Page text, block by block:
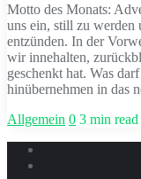
Motto des Monats:
uns ein, still zu werden
entzünden. In der
wir innehalten,
geschenkt hat. Was
hinübernehmen in das
Allgemein 0 3 min read